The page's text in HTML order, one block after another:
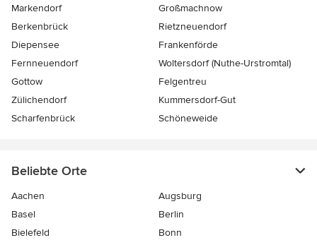
Markendorf
Großmachnow
Berkenbrück
Rietzneuendorf
Diepensee
Frankenförde
Fernneuendorf
Woltersdorf (Nuthe-Urstromtal)
Gottow
Felgentreu
Zülichendorf
Kummersdorf-Gut
Scharfenbrück
Schöneweide
Beliebte Orte
Aachen
Augsburg
Basel
Berlin
Bielefeld
Bonn